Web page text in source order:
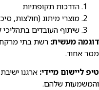
הדרכות תקופתיות
מוצרי מיתוג (חולצות,
שיתוף העובדים
דוגמה מעשית: רשת בתי
מסר אחוד.
טיפ ליישום מיידי: ארגנו
והמשמעות שלהם.